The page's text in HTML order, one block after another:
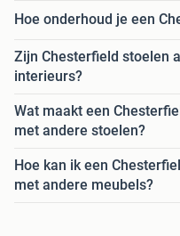
Hoe onderhoud je een
Zijn Chesterfield stoelen
interieurs?
Wat maakt een
met andere stoelen?
Hoe kan ik een
met andere meubels?